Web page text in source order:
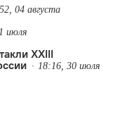
04 августа
июля
XXIII
18:16, 30 июля